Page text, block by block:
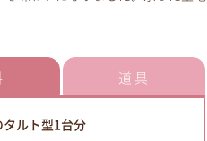
道具
ルト型1台分